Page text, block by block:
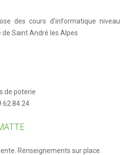
des cours d’informatique niveau
Saint André les Alpes
de poterie
Renseignements sur place.